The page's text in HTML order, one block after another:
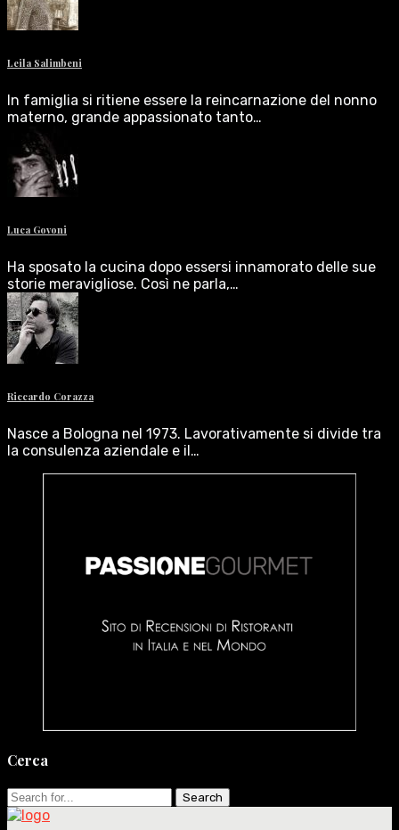
Leila Salimbeni
In famiglia si ritiene essere la reincarnazione del nonno
materno, grande appassionato tanto…
Luca Govoni
Ha sposato la cucina dopo essersi innamorato delle sue
storie meravigliose. Così ne parla,…
Riccardo Corazza
Nasce a Bologna nel 1973. Lavorativamente si divide tra
la consulenza aziendale e il…
Cerca
Search
for: